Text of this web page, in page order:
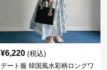
¥6,220 (税込)
デート服 韓国風水彩柄ロングワ